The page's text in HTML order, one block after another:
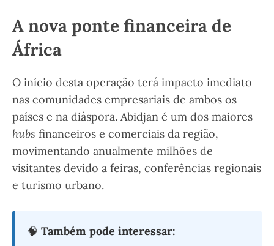
A nova ponte financeira de
África
O início desta operação terá impacto imediato
nas comunidades empresariais de ambos os
países e na diáspora. Abidjan é um dos maiores
hubs financeiros e comerciais da região,
movimentando anualmente milhões de
visitantes devido a feiras, conferências regionais
e turismo urbano.
🧠 Também pode interessar: